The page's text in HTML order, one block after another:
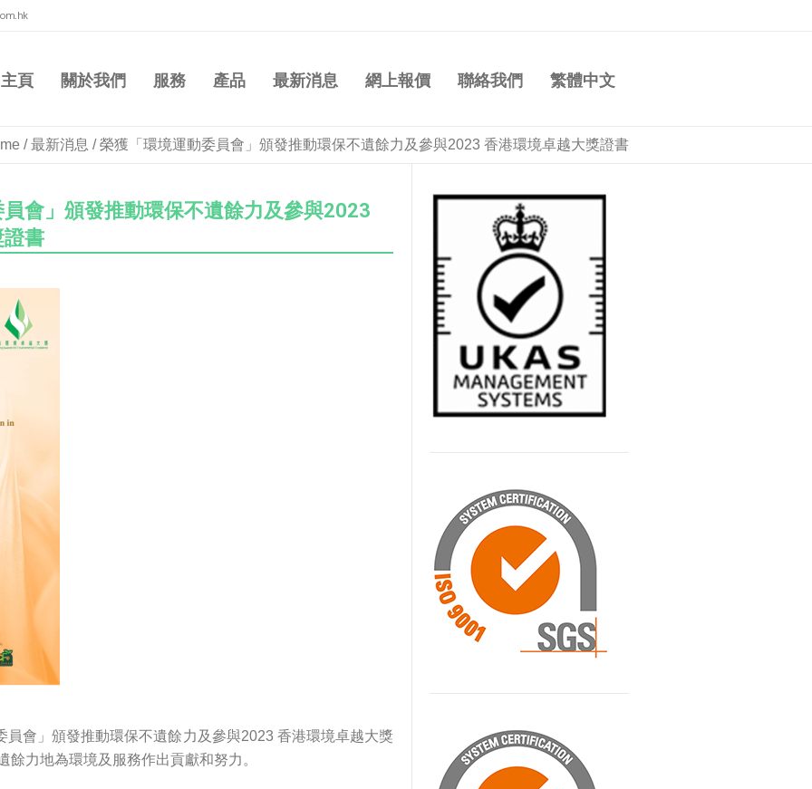
主頁 關於我們 服務 產品 最新消息 網上報價 聯絡我們 繁體中文
/最新消息 /榮獲「環境運動委員會」頒發推動環保不遺餘力及參與2023 香港環境卓越大獎證書
會」頒發推動環保不遺餘力及參與2023
書
員會」頒發推動環保不遺餘力及參與2023 香港環境卓越大獎
力地為環境及服務作出貢獻和努力。